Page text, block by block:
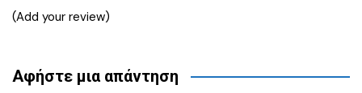
(Add your review)
Αφήστε μια απάντηση